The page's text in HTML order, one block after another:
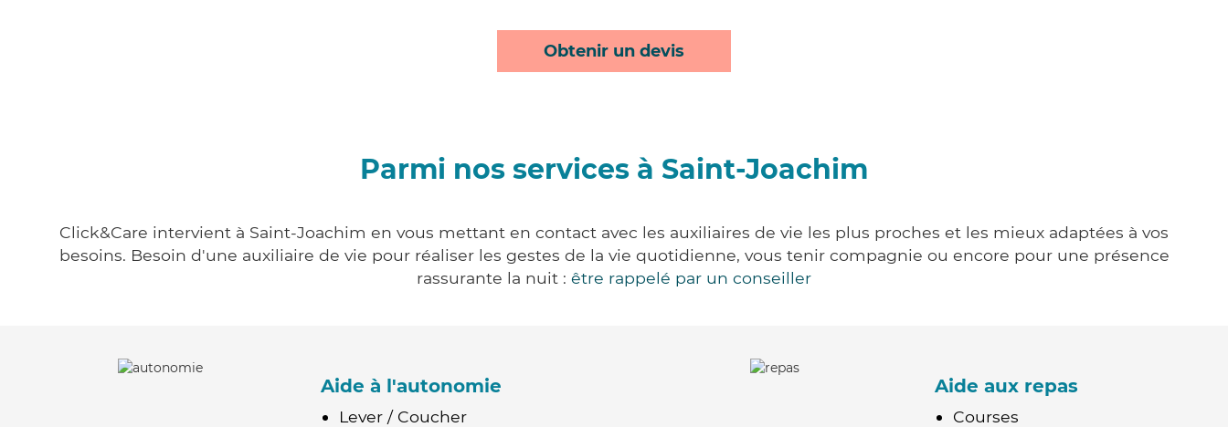
Obtenir un devis
Parmi nos services à Saint-Joachim
Click&Care intervient à Saint-Joachim en vous mettant en contact avec les auxiliaires de vie les plus proches et les mieux adaptées à vos
besoins. Besoin d'une auxiliaire de vie pour réaliser les gestes de la vie quotidienne, vous tenir compagnie ou encore pour une présence
rassurante la nuit : être rappelé par un conseiller
Aide à l'autonomie
Lever / Coucher
Aide aux repas
Courses